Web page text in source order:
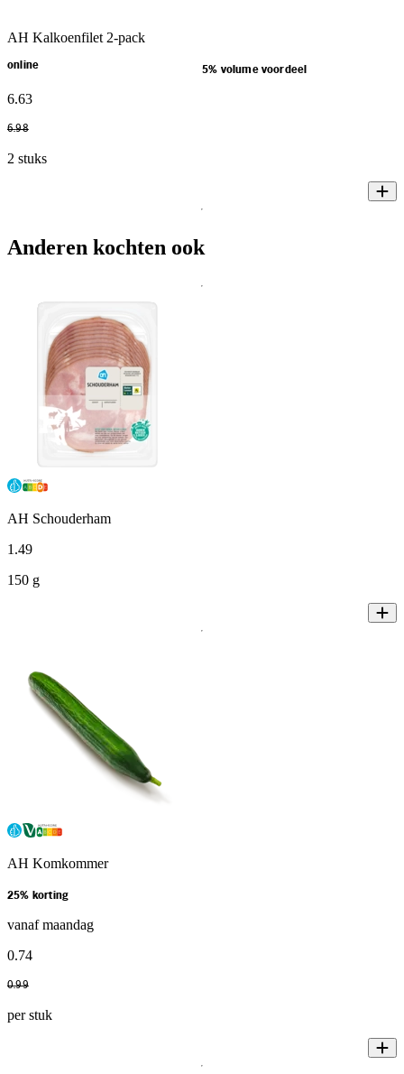
AH Kalkoenfilet 2-pack
online 5% volume voordeel
6.63
6.98
2 stuks
Anderen kochten ook
AH Schouderham
1 .49
150 g
AH Komkommer
25% korting
vanaf maandag
0.74
0.99
per stuk